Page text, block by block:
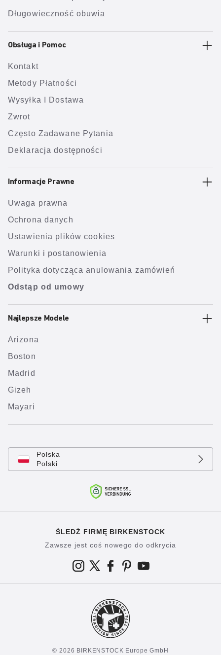
Długowieczność obuwia
Obsługa i Pomoc
Kontakt
Metody Płatności
Wysyłka I Dostawa
Zwrot
Często Zadawane Pytania
Deklaracja dostępności
Informacje Prawne
Uwaga prawna
Ochrona danych
Ustawienia plików cookies
Warunki i postanowienia
Polityka dotycząca anulowania zamówień
Odstąp od umowy
Najlepsze Modele
Arizona
Boston
Madrid
Gizeh
Mayari
Polska
Polski
ŚLEDŹ FIRMĘ BIRKENSTOCK
Zawsze jest coś nowego do odkrycia
© 2026 BIRKENSTOCK Europe GmbH